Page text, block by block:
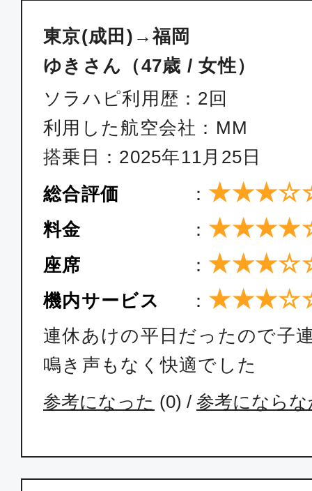
東京(成田)→福岡
ゆきさん（47歳 / 女性）
ソラハピ利用歴：2回
利用した航空会社：MM
搭乗日：2025年11月25日
総合評価
：
料金 ：
座席 ：
機内サービス ：
連休あけの平日だったので子
鳴き声もなく快適でした
参考になった (0) / 参考になら